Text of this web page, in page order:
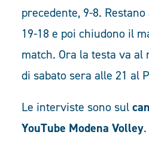
precedente, 9-8.
19-18 e poi chiudono il
match. Ora la testa va al
di sabato sera alle 21 al
Le interviste sono sul
YouTube Modena Volley.